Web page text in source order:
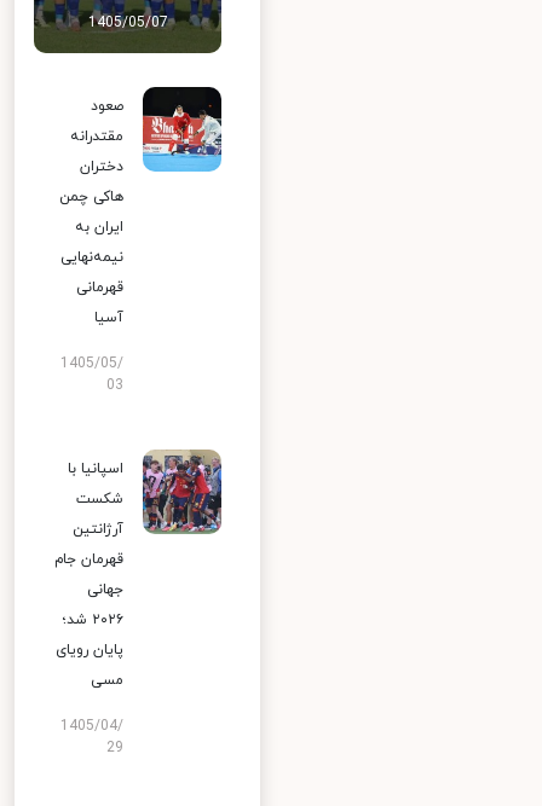
1405/05/07
صعود
مقتدرانه
دختران
هاکی چمن
ایران به
نیمه‌نهایی
قهرمانی
آسیا
1405/05/
03
اسپانیا با
شکست
آرژانتین
قهرمان جام
جهانی
۲۰۲۶ شد؛
پایان رویای
مسی
1405/04/
29